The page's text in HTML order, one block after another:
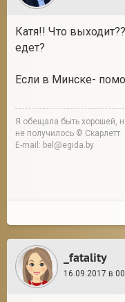
Катя!! Что
едет?
Если в Минске-
Я обещала быть хорошей,
не получилось © Скарлетт
E-mail: bel@egida.by
_fatality
16.09.2017 в